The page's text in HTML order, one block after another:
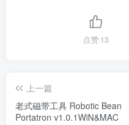
点赞13
上一篇
老式磁带工具 Robotic Bean
Portatron v1.0.1WiN&MAC